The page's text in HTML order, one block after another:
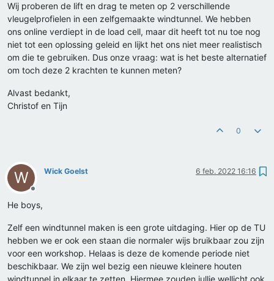
Wij proberen de lift en drag te meten op 2 verschillende
vleugelprofielen in een zelfgemaakte windtunnel. We hebben
ons online verdiept in de load cell, maar dit heeft tot nu toe nog
niet tot een oplossing geleid en lijkt het ons niet meer realistisch
om die te gebruiken. Dus onze vraag: wat is het beste alternatief
om toch deze 2 krachten te kunnen meten?
Alvast bedankt,
Christof en Tijn
0
W
Offline
Wick Goelst 6 feb. 2022 16:16
He boys,
Zelf een windtunnel maken is een grote uitdaging. Hier op de TU
hebben we er ook een staan die normaler wijs bruikbaar zou zijn
voor een workshop. Helaas is deze de komende periode niet
beschikbaar. We zijn wel bezig een nieuwe kleinere houten